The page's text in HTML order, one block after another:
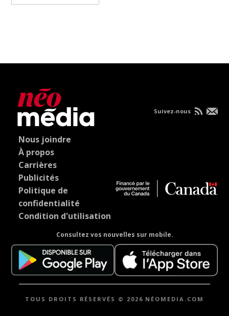
Nous joindre
À propos
Carrières
Publicités
Politique de
confidentialité
Condition d'utilisation
Consultez vos nouvelles sur mobile.
Suivez-nous
TOUS DROITS RÉSERVÉS © 2026 NÉOMEDIA.COM